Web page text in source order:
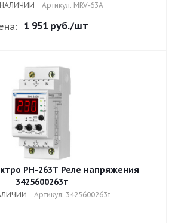
Артикул: MRV-63A
1 951 руб./шт
РН-263Т Реле напряжения
3425600263т
Артикул: 3425600263т